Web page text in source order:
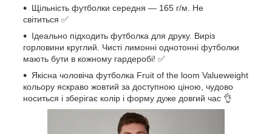
Щільність футболки середня — 165 г/м. Не
світиться ✅
Ідеально підходить футболка для друку. Виріз
горловини круглий. Чисті лимонні однотонні футболки
мають бути в кожному гардеробі! ✅
Якісна чоловіча футболка Fruit of the loom Valueweight
кольору яскраво жовтий за доступною ціною, чудово
носиться і зберігає колір і форму дуже довгий час 👌